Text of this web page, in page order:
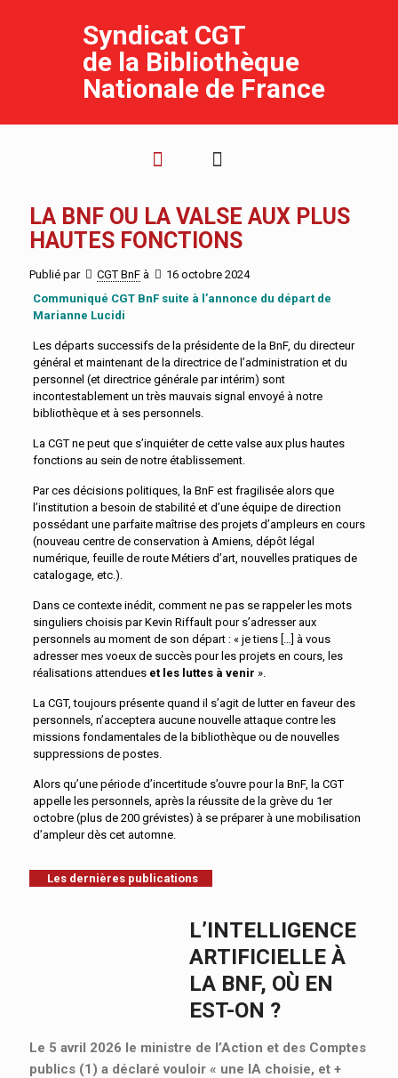
Syndicat CGT
de la Bibliothèque
Nationale de France
LA BNF OU LA VALSE AUX PLUS
HAUTES FONCTIONS
Publié par CGT BnF à
16 octobre 2024
Communiqué CGT BnF suite à l’annonce du départ de
Marianne Lucidi
Les départs successifs de la présidente de la BnF, du directeur
général et maintenant de la directrice de l’administration et du
personnel (et directrice générale par intérim) sont
incontestablement un très mauvais signal envoyé à notre
bibliothèque et à ses personnels.
La CGT ne peut que s’inquiéter de cette valse aux plus hautes
fonctions au sein de notre établissement.
Par ces décisions politiques, la BnF est fragilisée alors que
l’institution a besoin de stabilité et d’une équipe de direction
possédant une parfaite maîtrise des projets d’ampleurs en cours
(nouveau centre de conservation à Amiens, dépôt légal
numérique, feuille de route Métiers d’art, nouvelles pratiques de
catalogage, etc.).
Dans ce contexte inédit, comment ne pas se rappeler les mots
singuliers choisis par Kevin Riffault pour s’adresser aux
personnels au moment de son départ : « je tiens […] à vous
adresser mes voeux de succès pour les projets en cours, les
réalisations attendues et les luttes à venir ».
La CGT, toujours présente quand il s’agit de lutter en faveur des
personnels, n’acceptera aucune nouvelle attaque contre les
missions fondamentales de la bibliothèque ou de nouvelles
suppressions de postes.
Alors qu’une période d’incertitude s’ouvre pour la BnF, la CGT
appelle les personnels, après la réussite de la grève du 1er
octobre (plus de 200 grévistes) à se préparer à une mobilisation
d’ampleur dès cet automne.
Les dernières publications
L’INTELLIGENCE
ARTIFICIELLE À
LA BNF, OÙ EN
EST-ON ?
Le 5 avril 2026 le ministre de l’Action et des Comptes
publics (1) a déclaré vouloir « une IA choisie, et +